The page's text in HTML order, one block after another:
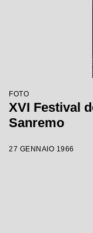
FOTO
XVI Festival
Sanremo
27 GENNAIO 1966